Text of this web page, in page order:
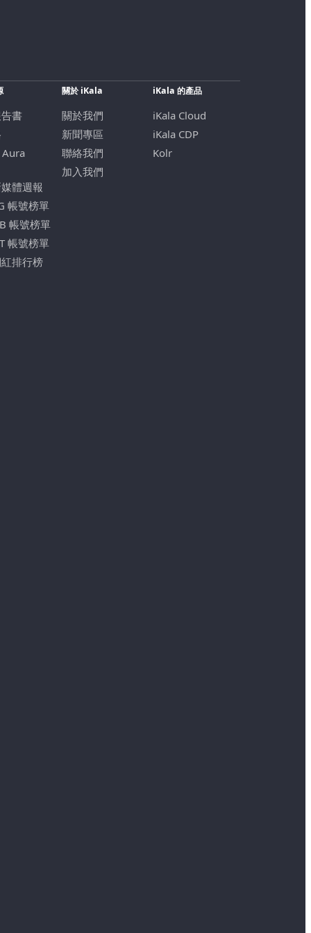
書
體週報
帳號榜單
帳號榜單
帳號榜單
排行榜
關於 iKala
關於我們
新聞專區
聯絡我們
加入我們
iKala 的產品
iKala Cloud
iKala CDP
Kolr